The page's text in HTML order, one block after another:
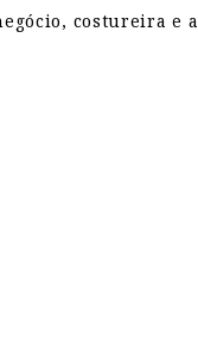
costureira e